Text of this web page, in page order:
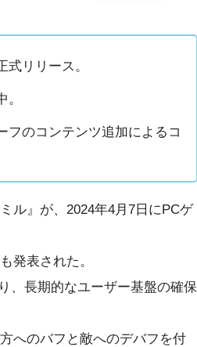
式リリース。
フのコンテンツ追加によるコ
ル』が、2024年4月7日にPCゲ
発表された。
、長期的なユーザー基盤の確保
へのバフと敵へのデバフを付